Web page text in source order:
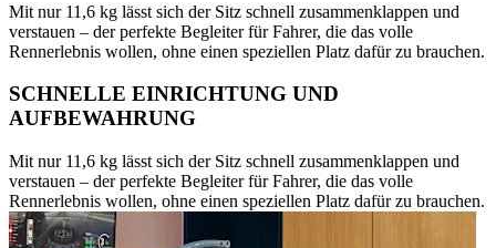
Mit nur 11,6 kg lässt sich der Sitz schnell zusammenklappen und
verstauen – der perfekte Begleiter für Fahrer, die das volle
Rennerlebnis wollen, ohne einen speziellen Platz dafür zu brauchen.
SCHNELLE EINRICHTUNG UND
AUFBEWAHRUNG
Mit nur 11,6 kg lässt sich der Sitz schnell zusammenklappen und
verstauen – der perfekte Begleiter für Fahrer, die das volle
Rennerlebnis wollen, ohne einen speziellen Platz dafür zu brauchen.